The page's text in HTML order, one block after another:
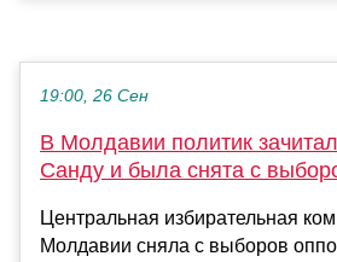
19:00, 26 Сен
В Молдавии политик
Санду и была снята с
Центральная избирательная
Молдавии сняла с выборов